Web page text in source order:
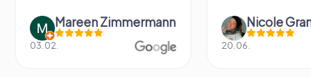
Mareen Zimmermann
03.02.
Nicole
20.06.